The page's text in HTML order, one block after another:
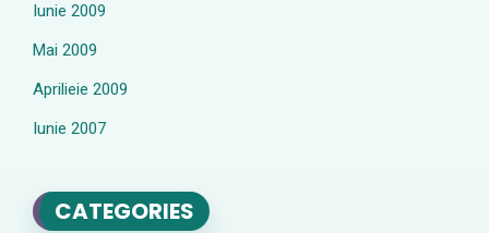
Iunie 2009
Mai 2009
Aprilieie 2009
Iunie 2007
CATEGORIES